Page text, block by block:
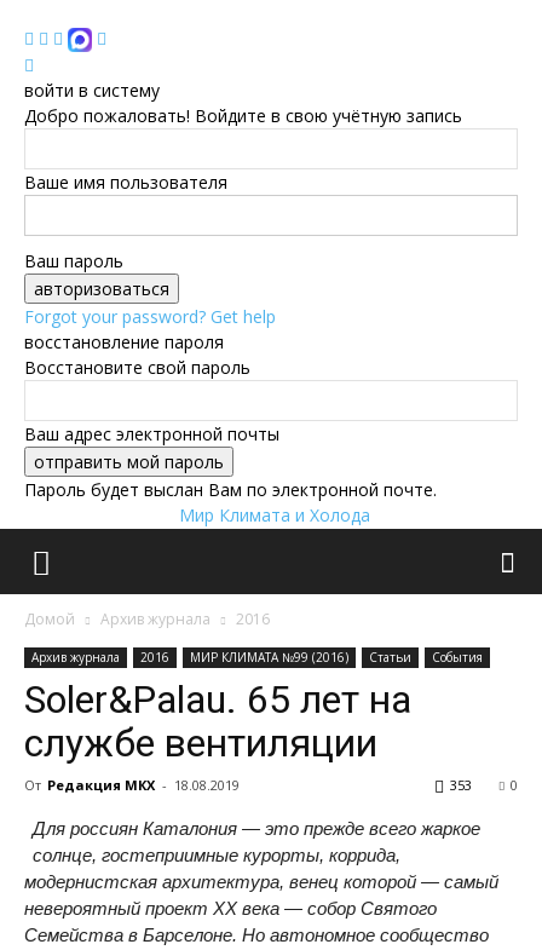
войти в систему
Добро пожаловать! Войдите в свою учётную запись
Ваше имя пользователя
Ваш пароль
Forgot your password? Get help
восстановление пароля
Восстановите свой пароль
Ваш адрес электронной почты
Пароль будет выслан Вам по электронной почте.
Мир Климата и Холода
Домой Архив журнала 2016
Архив журнала 2016 МИР КЛИМАТА №99 (2016) Статьи События
Soler&Palau. 65 лет на
службе вентиляции
От Редакция МКХ - 18.08.2019 0
353
Для россиян Каталония — это прежде всего жаркое
солнце, гостеприимные курорты, коррида,
модернистская архитектура, венец которой — самый
невероятный проект XX века — собор Святого
Семейства в Барселоне. Но автономное сообщество